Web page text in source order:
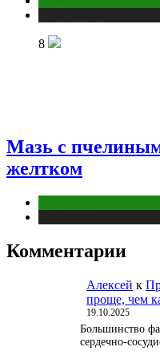
8
Мазь с
желтком
Комментарии
Алексей к
проще, чем
19.10.2025
Большинство
сердечно-